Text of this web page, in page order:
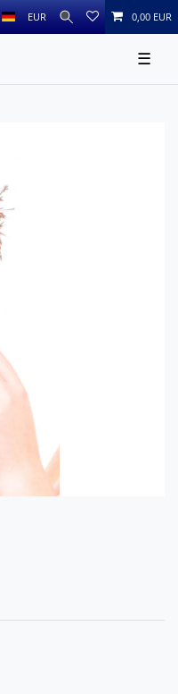
EUR 0,00 EUR
☰